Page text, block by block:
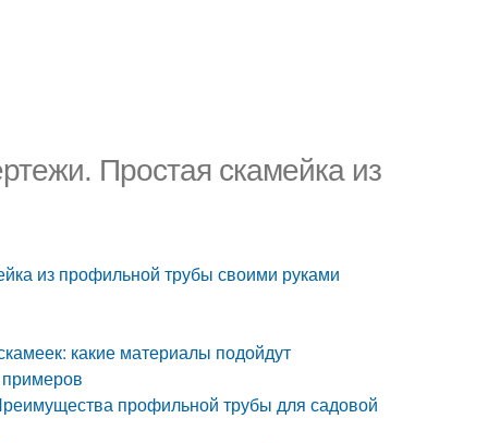
Простая скамейка из
из профильной трубы своими руками
какие материалы подойдут
профильной трубы для садовой